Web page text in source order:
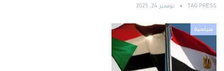
TAG PRESS نوفمبر 24, 2025
سياسية